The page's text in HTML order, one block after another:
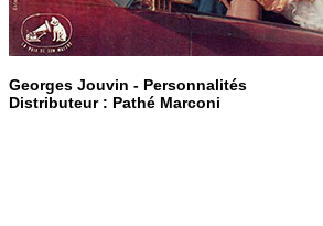
Georges Jouvin - Personnalités
Distributeur : Pathé Marconi